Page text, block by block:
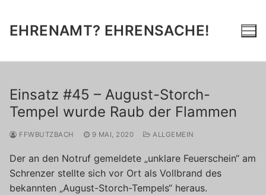
springen
EHRENAMT? EHRENSACHE!
Einsatz #45 – August-Storch-
Tempel wurde Raub der Flammen
FFWBUTZBACH 9 MAI, 2020 ALLGEMEIN
Der an den Notruf gemeldete „unklare Feuerschein“ am
Schrenzer stellte sich vor Ort als Vollbrand des
bekannten „August-Storch-Tempels“ heraus.